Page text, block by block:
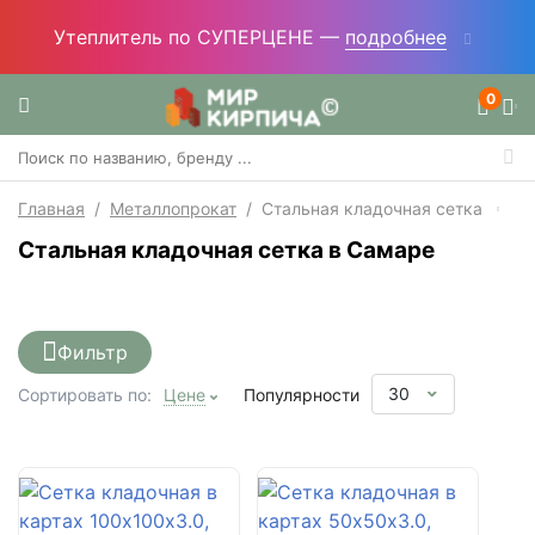
Утеплитель по СУПЕРЦЕНЕ — подробнее
0
Главная / Металлопрокат / Стальная кладочная сетка
Стальная кладочная сетка в Самаре
Фильтр
Сортировать по: Цене Популярности 30